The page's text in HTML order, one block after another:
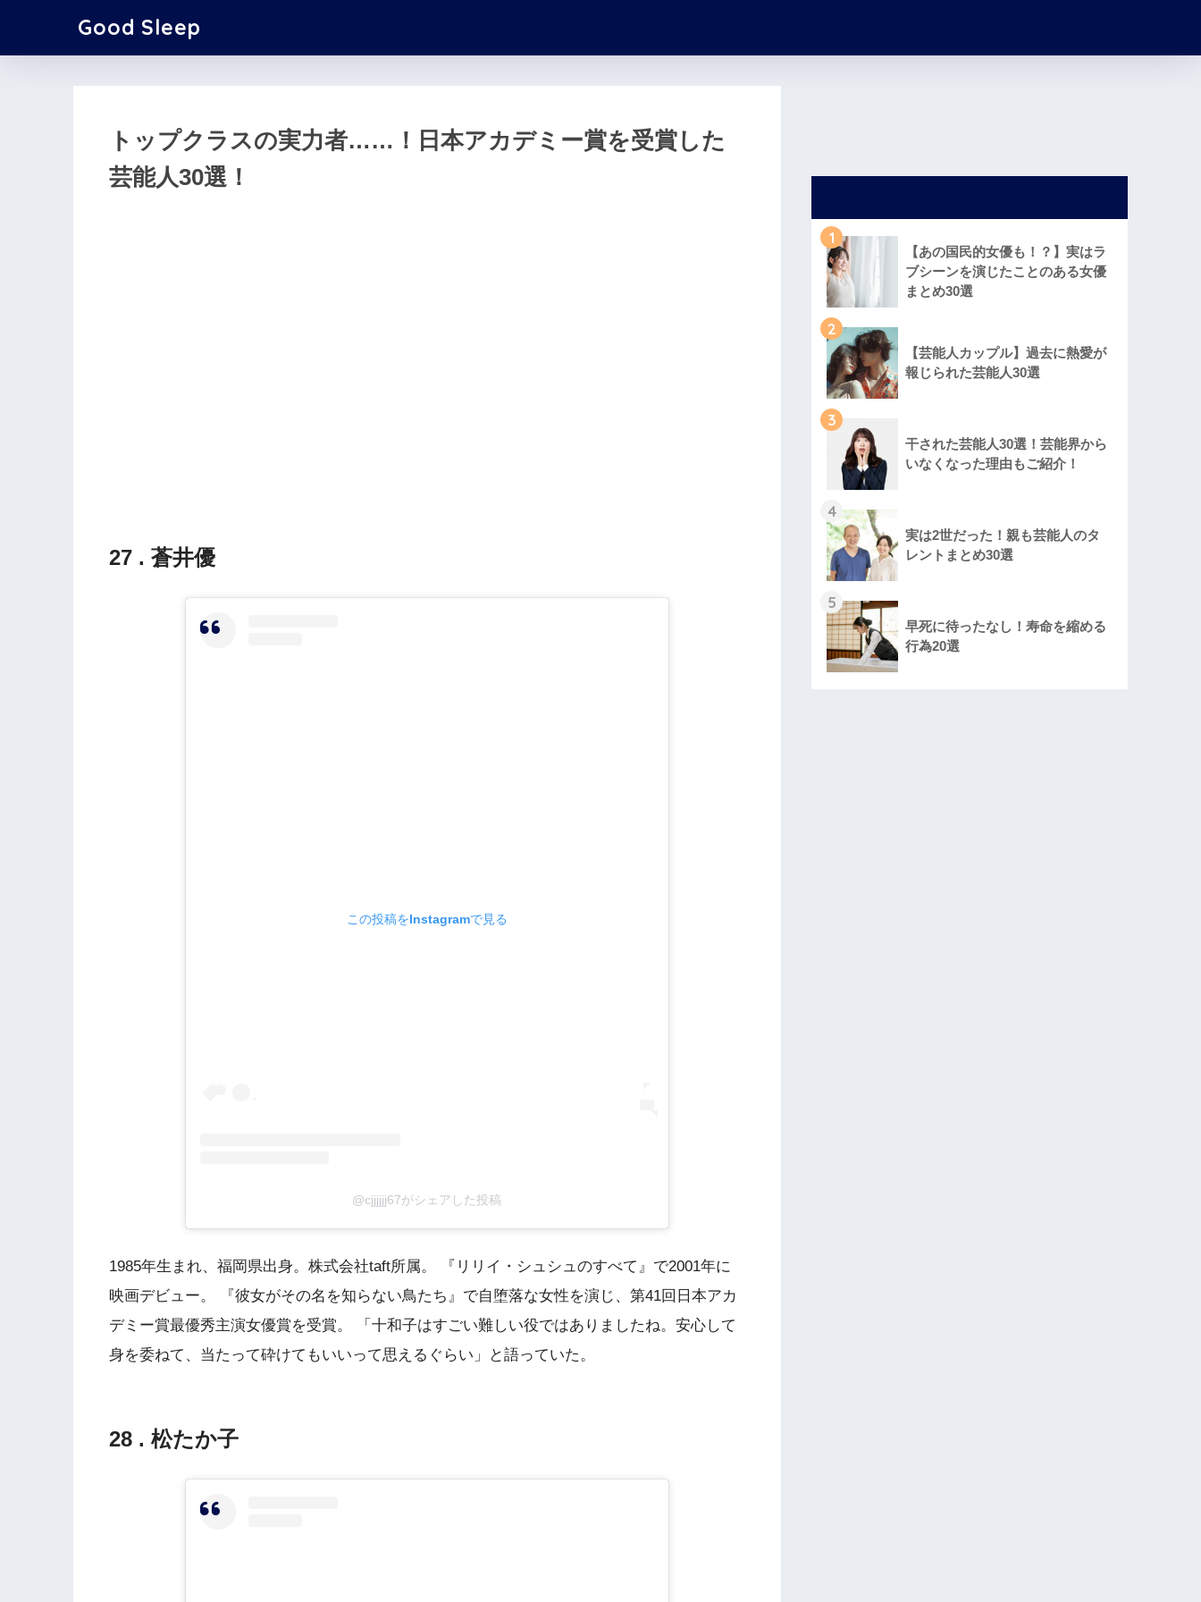
Good Sleep
トップクラスの実力者……！日本アカデミー賞を受賞した
芸能人30選！
27 . 蒼井優
この投稿をInstagramで見る
@cjjjjjj67がシェアした投稿
1985年生まれ、福岡県出身。株式会社taft所属。 『リリイ・シュシュのすべて』で2001年に
映画デビュー。 『彼女がその名を知らない鳥たち』で自堕落な女性を演じ、第41回日本アカ
デミー賞最優秀主演女優賞を受賞。 「十和子はすごい難しい役ではありましたね。安心して
身を委ねて、当たって砕けてもいいって思えるぐらい」と語っていた。
28 . 松たか子
1
【あの国民的女優も！？】実はラ
ブシーンを演じたことのある女優
まとめ30選
2
【芸能人カップル】過去に熱愛が
報じられた芸能人30選
3
干された芸能人30選！芸能界から
いなくなった理由もご紹介！
4
実は2世だった！親も芸能人のタ
レントまとめ30選
5
早死に待ったなし！寿命を縮める
行為20選